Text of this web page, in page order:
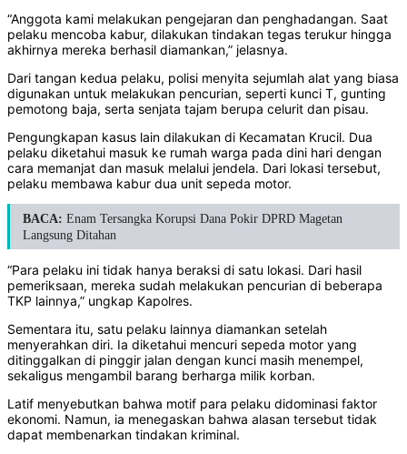
“Anggota kami melakukan pengejaran dan penghadangan. Saat
pelaku mencoba kabur, dilakukan tindakan tegas terukur hingga
akhirnya mereka berhasil diamankan,” jelasnya.
Dari tangan kedua pelaku, polisi menyita sejumlah alat yang biasa
digunakan untuk melakukan pencurian, seperti kunci T, gunting
pemotong baja, serta senjata tajam berupa celurit dan pisau.
Pengungkapan kasus lain dilakukan di Kecamatan Krucil. Dua
pelaku diketahui masuk ke rumah warga pada dini hari dengan
cara memanjat dan masuk melalui jendela. Dari lokasi tersebut,
pelaku membawa kabur dua unit sepeda motor.
BACA: Enam Tersangka Korupsi Dana Pokir DPRD Magetan
Langsung Ditahan
“Para pelaku ini tidak hanya beraksi di satu lokasi. Dari hasil
pemeriksaan, mereka sudah melakukan pencurian di beberapa
TKP lainnya,” ungkap Kapolres.
Sementara itu, satu pelaku lainnya diamankan setelah
menyerahkan diri. Ia diketahui mencuri sepeda motor yang
ditinggalkan di pinggir jalan dengan kunci masih menempel,
sekaligus mengambil barang berharga milik korban.
Latif menyebutkan bahwa motif para pelaku didominasi faktor
ekonomi. Namun, ia menegaskan bahwa alasan tersebut tidak
dapat membenarkan tindakan kriminal.